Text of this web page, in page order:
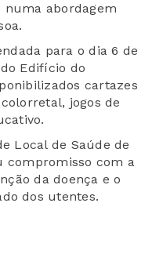
abordagem
para o dia 6 de
Edifício do
cartazes
jogos de
Local de Saúde de
compromisso com a
da doença e o
dos utentes.